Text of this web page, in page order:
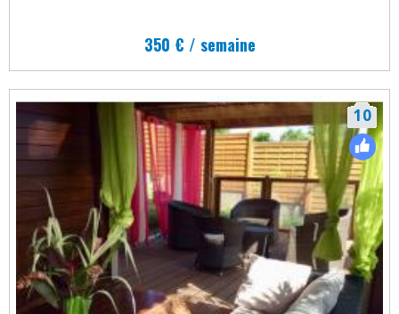
350 € / semaine
10